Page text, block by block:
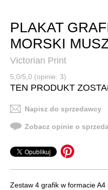
PLAKAT
MORSKI
Victorian Print
5,0/5,0 (opinie: 3)
TEN PRODUKT
Napisz do sprzedawcy
Zobacz opinie o
Zestaw 4 grafik w formacie